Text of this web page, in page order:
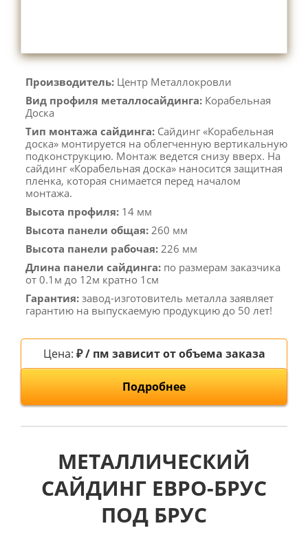
Производитель: Центр Металлокровли
Вид профиля металлосайдинга: Корабельная
Доска
Тип монтажа сайдинга: Сайдинг «Корабельная
доска» монтируется на облегченную вертикальную
подконструкцию. Монтаж ведется снизу вверх. На
сайдинг «Корабельная доска» наносится защитная
пленка, которая снимается перед началом
монтажа.
Высота профиля: 14 мм
Высота панели общая: 260 мм
Высота панели рабочая: 226 мм
Длина панели сайдинга: по размерам заказчика
от 0.1м до 12м кратно 1см
Гарантия: завод-изготовитель металла заявляет
гарантию на выпускаемую продукцию до 50 лет!
Цена: ₽ / пм зависит от объема заказа
Подробнее
МЕТАЛЛИЧЕСКИЙ
САЙДИНГ ЕВРО-БРУС
ПОД БРУС